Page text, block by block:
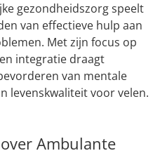
gezondheidszorg speelt
van effectieve hulp aan
Met zijn focus op
integratie draagt
van mentale
levenskwaliteit voor velen.
Ambulante